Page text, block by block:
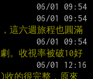
這六週旅程也圓滿
。收視率被破10好
的很完整，原來